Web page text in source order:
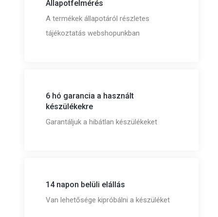
Állapotfelmérés
A termékek állapotáról részletes
tájékoztatás webshopunkban
6 hó garancia a használt
készülékekre
Garantáljuk a hibátlan készülékeket
14 napon belüli elállás
Van lehetősége kipróbálni a készüléket